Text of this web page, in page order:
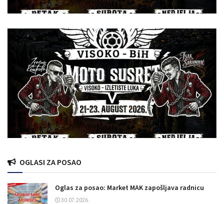
OGLASI ZA POSAO
Oglas za posao: Market MAK zapošljava radnicu
30.07.2026.